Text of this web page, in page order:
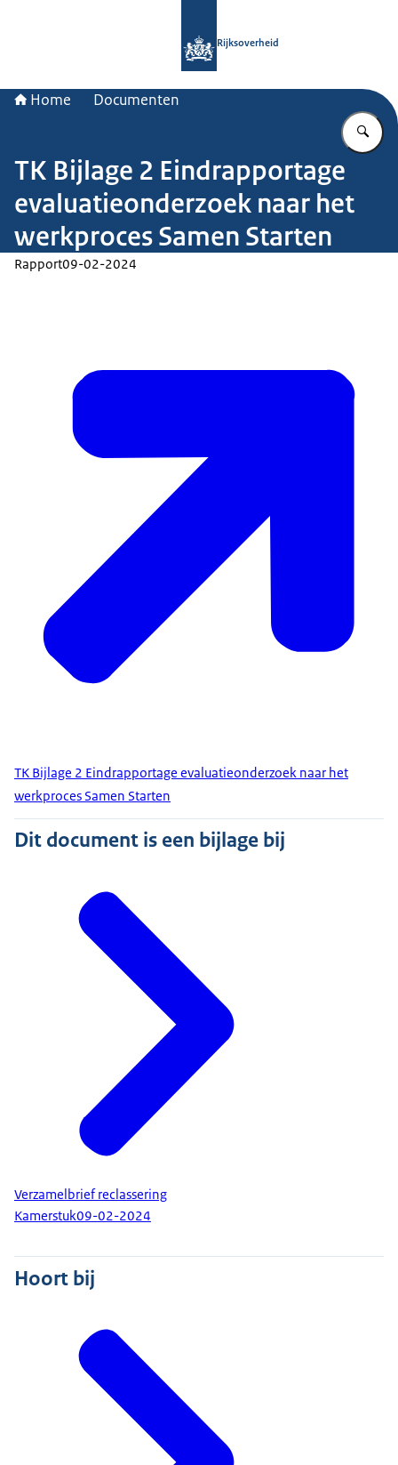
Rijksoverheid
Home Documenten
TK Bijlage 2 Eindrapportage
evaluatieonderzoek naar het
werkproces Samen Starten
Rapport09-02-2024
TK Bijlage 2 Eindrapportage evaluatieonderzoek naar het
werkproces Samen Starten
Dit document is een bijlage bij
Verzamelbrief reclassering
Kamerstuk09-02-2024
Hoort bij